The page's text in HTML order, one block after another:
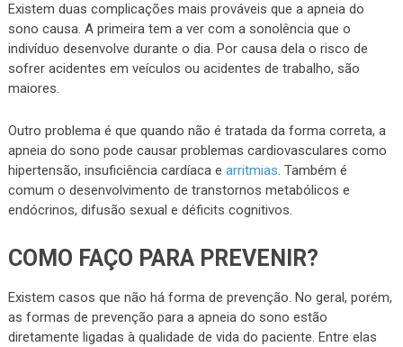
Existem duas complicações mais prováveis que a apneia do
sono causa. A primeira tem a ver com a sonolência que o
indivíduo desenvolve durante o dia. Por causa dela o risco de
sofrer acidentes em veículos ou acidentes de trabalho, são
maiores.
Outro problema é que quando não é tratada da forma correta, a
apneia do sono pode causar problemas cardiovasculares como
hipertensão, insuficiência cardíaca e arritmias. Também é
comum o desenvolvimento de transtornos metabólicos e
endócrinos, difusão sexual e déficits cognitivos.
COMO FAÇO PARA PREVENIR?
Existem casos que não há forma de prevenção. No geral, porém,
as formas de prevenção para a apneia do sono estão
diretamente ligadas à qualidade de vida do paciente. Entre elas